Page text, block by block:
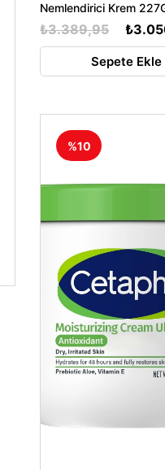
Nemlendirici Krem
₺3.389,95
Sepete Ekle
%10